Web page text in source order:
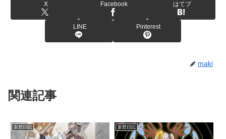
X Facebook はてブ
LINE Pinterest
maki
関連記事
妄想日記 妄想日記